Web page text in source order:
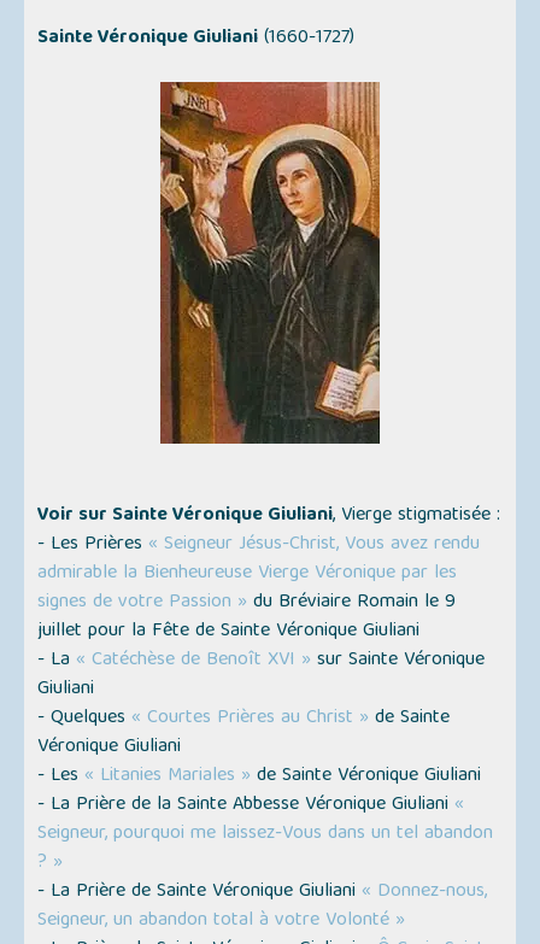
Sainte Véronique Giuliani(1660-1727)
Voir sur Sainte Véronique Giuliani, Vierge stigmatisée :
- Les Prières « Seigneur Jésus-Christ, Vous avez rendu
admirable la Bienheureuse Vierge Véronique par les
signes de votre Passion » du Bréviaire Romain le 9
juillet pour la Fête de Sainte Véronique Giuliani
- La « Catéchèse de Benoît XVI » sur Sainte Véronique
Giuliani
- Quelques « Courtes Prières au Christ » de Sainte
Véronique Giuliani
- Les « Litanies Mariales » de Sainte Véronique Giuliani
- La Prière de la Sainte Abbesse Véronique Giuliani «
Seigneur, pourquoi me laissez-Vous dans un tel abandon
? »
- La Prière de Sainte Véronique Giuliani « Donnez-nous,
Seigneur, un abandon total à votre Volonté »